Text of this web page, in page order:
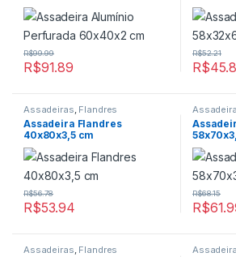
R$91.89
R$99.99
R$
R$52.21
Assadeiras Flandres
Assadeira Flandres
40x80x3,5 cm
R$53.94
R$56.78
R$
R$68.15
Assadeiras, Flandres